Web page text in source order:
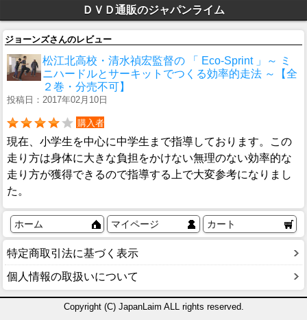
ＤＶＤ通販のジャパンライム
ジョーンズさんのレビュー
松江北高校・清水禎宏監督の 「 Eco-Sprint 」～ ミ
ニハードルとサーキットでつくる効率的走法 ～【全
２巻・分売不可】
投稿日：2017年02月10日
購入者
現在、小学生を中心に中学生まで指導しております。この
走り方は身体に大きな負担をかけない無理のない効率的な
走り方が獲得できるので指導する上で大変参考になりまし
た。
ホーム マイページ カート
特定商取引法に基づく表示
個人情報の取扱いについて
Copyright (C) JapanLaim ALL rights reserved.